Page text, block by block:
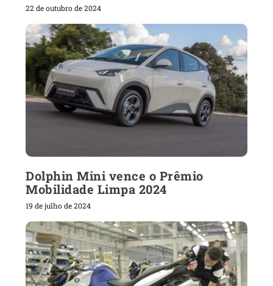
22 de outubro de 2024
Dolphin Mini vence o Prêmio
Mobilidade Limpa 2024
19 de julho de 2024